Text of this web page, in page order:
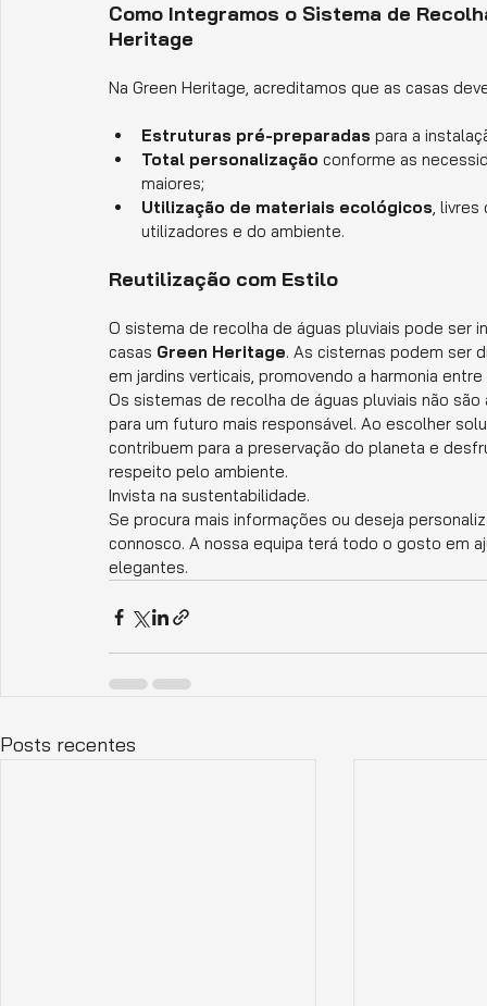
Como Integramos o Sistema de
Heritage
Na Green Heritage, acreditamos que as casas
Estruturas pré-preparadas para a
Total personalização conforme as
maiores;
Utilização de materiais ecológicos, livres
utilizadores e do ambiente.
Reutilização com Estilo
O sistema de recolha de águas pluviais pode
casas Green Heritage. As cisternas podem ser
em jardins verticais, promovendo a harmonia
Os sistemas de recolha de águas pluviais não
para um futuro mais responsável. Ao escolher
contribuem para a preservação do planeta e
respeito pelo ambiente.
Invista na sustentabilidade.
Se procura mais informações ou deseja
connosco. A nossa equipa terá todo o gosto em
elegantes.
Posts recentes